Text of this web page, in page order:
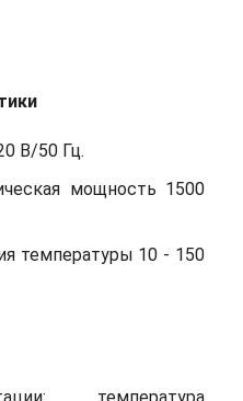
В/50 Гц.
мощность 1500
температуры 10 - 150